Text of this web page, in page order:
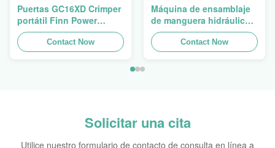
Puertas GC16XD Crimper
portátil Finn Power
P16HP Crimper de cable
hidráulico manual para la
venta
Contact Now
Máquina de ensamblaje
de manguera hidráulica
Máquina de encrucijado
de manguera manguera
prensa Finn Power
Contact Now
Solicitar una cita
Utilice nuestro formulario de contacto de consulta en línea a